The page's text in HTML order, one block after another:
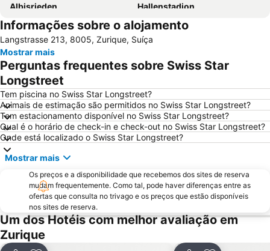
Albisrieden
Hallenstadion
City Train
Enge
Zollikon Train Station
Luzerner Fasnacht
Unterstrass
Stadthaus
Lucerne Festival in Summer
Rathaus Zürich
Stadion Letzigrund
Höngg
Altstetten
Rheinfall
Niederdorf und Oberdorf
Opernhaus
Leimbach
Pilatus
Wipkingen
Street Parade
Seefeld
Sportbahnen Atzmännig
Verkehrshaus
Lake Lucerne
Informações sobre o alojamento
Langstrasse 213, 8005, Zurique, Suíça
Mostrar mais
Perguntas frequentes sobre Swiss Star
Longstreet
Tem piscina no Swiss Star Longstreet?
Animais de estimação são permitidos no Swiss Star Longstreet?
Tem estacionamento disponível no Swiss Star Longstreet?
Qual é o horário de check-in e check-out no Swiss Star Longstreet?
Onde está localizado o Swiss Star Longstreet?
Mostrar mais
Os preços e a disponibilidade que recebemos dos sites de reserva
mudam frequentemente. Como tal, pode haver diferenças entre as
ofertas que consulta no trivago e os preços que estão disponíveis
nos sites de reserva.
Um dos Hotéis com melhor avaliação em
Zurique